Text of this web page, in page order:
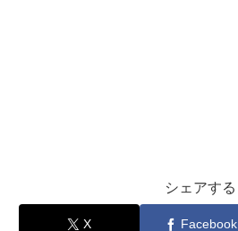
シェアする
X Facebook